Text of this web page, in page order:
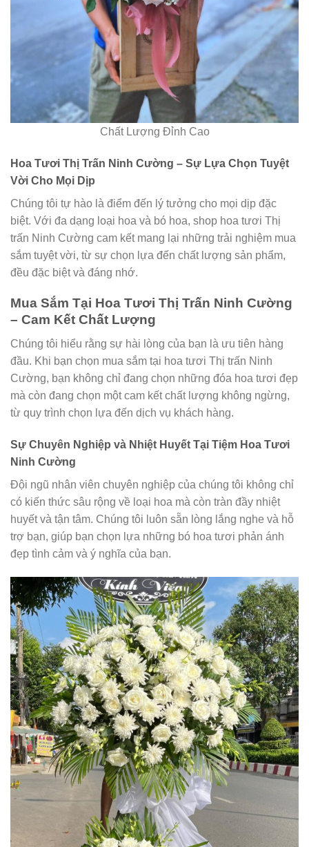
Chất Lượng Đỉnh Cao
Hoa Tươi Thị Trấn Ninh Cường – Sự Lựa Chọn Tuyệt
Vời Cho Mọi Dịp
Chúng tôi tự hào là điểm đến lý tưởng cho mọi dịp đặc
biệt. Với đa dạng loại hoa và bó hoa, shop hoa tươi Thị
trấn Ninh Cường cam kết mang lại những trải nghiệm mua
sắm tuyệt vời, từ sự chọn lựa đến chất lượng sản phẩm,
đều đặc biệt và đáng nhớ.
Mua Sắm Tại Hoa Tươi Thị Trấn Ninh Cường
– Cam Kết Chất Lượng
Chúng tôi hiểu rằng sự hài lòng của bạn là ưu tiên hàng
đầu. Khi bạn chọn mua sắm tại hoa tươi Thị trấn Ninh
Cường, bạn không chỉ đang chọn những đóa hoa tươi đẹp
mà còn đang chọn một cam kết chất lượng không ngừng,
từ quy trình chọn lựa đến dịch vụ khách hàng.
Sự Chuyên Nghiệp và Nhiệt Huyết Tại Tiệm Hoa Tươi
Ninh Cường
Đội ngũ nhân viên chuyên nghiệp của chúng tôi không chỉ
có kiến thức sâu rộng về loại hoa mà còn tràn đầy nhiệt
huyết và tận tâm. Chúng tôi luôn sẵn lòng lắng nghe và hỗ
trợ bạn, giúp bạn chọn lựa những bó hoa tươi phản ánh
đẹp tình cảm và ý nghĩa của bạn.